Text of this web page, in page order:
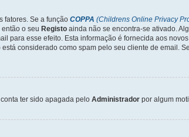
fatores. Se a função COPPA (Childrens Online Privacy
o seu Registo ainda não se encontra-se ativado.
para esse efeito. Esta informação é fornecida aos novos
considerado como spam pelo seu cliente de email.
ter sido apagada pelo Administrador por algum